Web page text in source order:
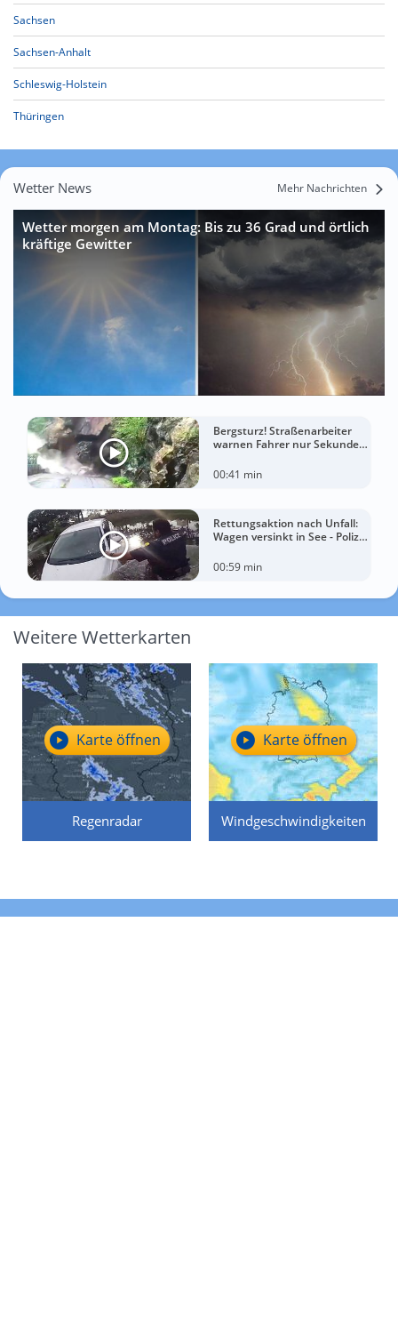
Sachsen
Sachsen-Anhalt
Schleswig-Holstein
Thüringen
Wetter News Mehr Nachrichten
Wetter morgen am Montag: Bis zu 36 Grad und örtlich
kräftige Gewitter
Bergsturz! Straßenarbeiter
warnen Fahrer nur Sekunden
00:41 min
Rettungsaktion nach Unfall:
Wagen versinkt in See - Polizei
00:59 min
Weitere Wetterkarten
Regenradar
Karte öffnen
Windgeschwindigkeiten
Karte öffnen